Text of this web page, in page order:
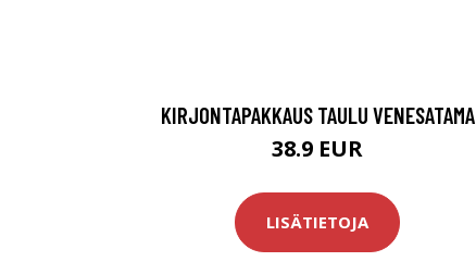
KIRJONTAPAKKAUS TAULU VENESATAMA
38.9 EUR
LISÄTIETOJA